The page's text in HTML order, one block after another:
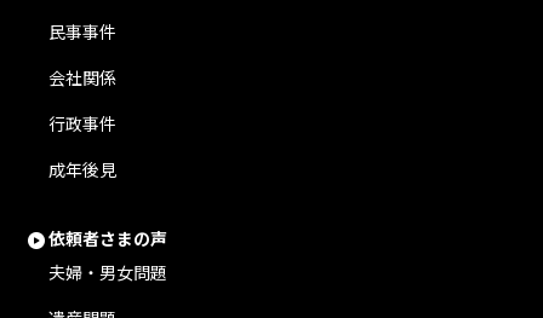
民事事件
会社関係
行政事件
成年後見
依頼者さまの声
夫婦・男女問題